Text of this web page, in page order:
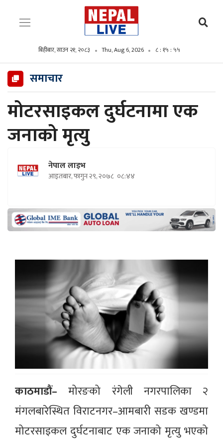
बिहीबार, साउन २१, २०८३ Thu, Aug 6, 2026 ८ : १५ : ५६
समाचार
मोटरसाइकल दुर्घटनामा एक
जनाको मृत्यु
नेपाल लाइभ
आइतबार, फागुन २९, २०७८ ०८:४४
काठमाडौं–मोरङको रंगेली नगरपालिका २
मंगलबारेस्थित विराटनगर–आमबारी सडक खण्डमा
मोटरसाइकल दुर्घटनाबाट एक जनाको मृत्यु भएको